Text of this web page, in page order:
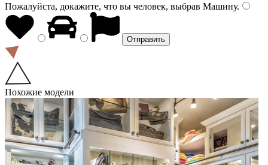
Пожалуйста, докажите, что вы человек, выбрав Машину.
Похожие модели